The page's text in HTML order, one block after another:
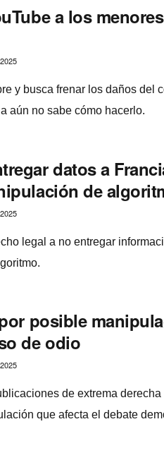
a los
y busca frenar los daños del
aún no sabe cómo hacerlo.
datos a
de
legal a no entregar
posible
de odio
de extrema derecha
que afecta el debate